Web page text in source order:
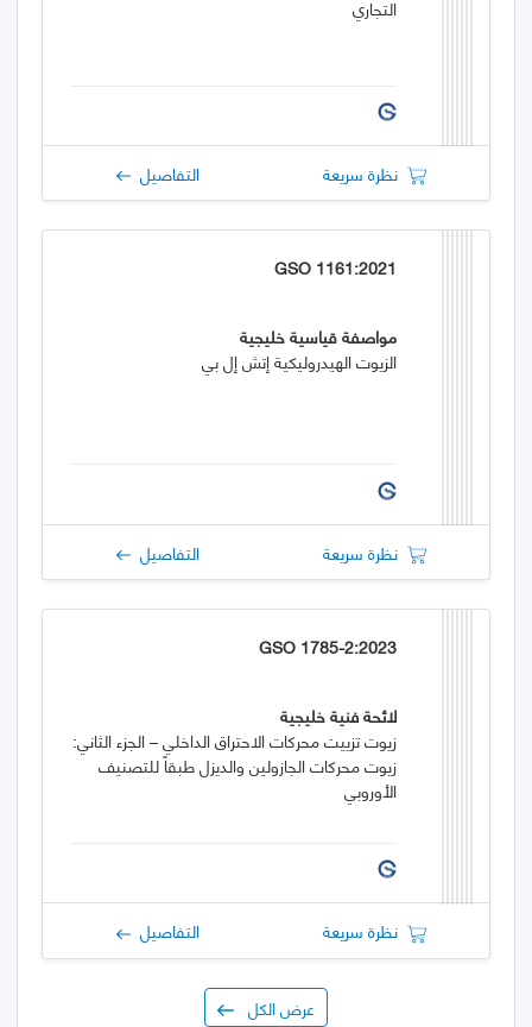
التجاري
نظرة سريعة التفاصيل
GSO 1161:2021
مواصفة قياسية خليجية
الزيوت الهيدروليكية إتش إل بي
نظرة سريعة التفاصيل
GSO 1785-2:2023
لائحة فنية خليجية
زيوت تزييت محركات الاحتراق الداخلي – الجزء الثاني:
زيوت محركات الجازولين والديزل طبقاً للتصنيف
الأوروبي
نظرة سريعة التفاصيل
عرض الكل